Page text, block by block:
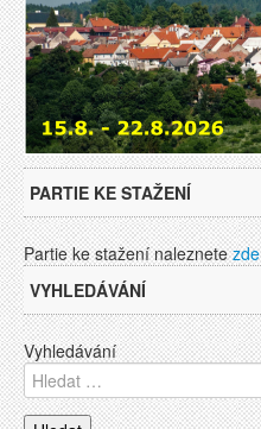
PARTIE KE STAŽENÍ
Partie ke stažení naleznetezde
VYHLEDÁVÁNÍ
Vyhledávání